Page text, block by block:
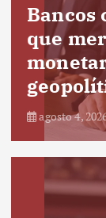
Bancos
que
agosto 4,